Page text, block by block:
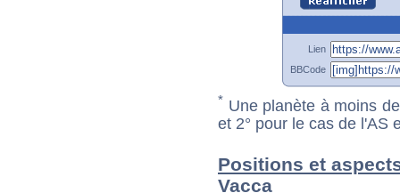
Lien
BBCode
* Une planète à moins
et 2° pour le cas de l'AS
Positions et
Vacca